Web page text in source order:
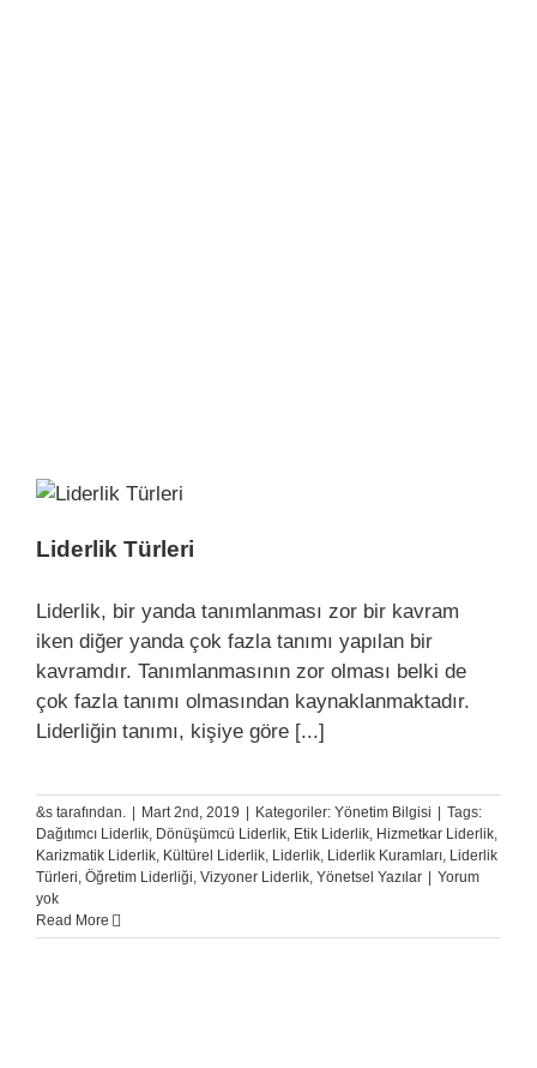
Liderlik Türleri
Liderlik, bir yanda tanımlanması zor bir kavram
iken diğer yanda çok fazla tanımı yapılan bir
kavramdır. Tanımlanmasının zor olması belki de
çok fazla tanımı olmasından kaynaklanmaktadır.
Liderliğin tanımı, kişiye göre [...]
&s tarafından. Mart 2nd, 2019 Kategoriler: Yönetim Bilgisi
Tags:
Dağıtımcı Liderlik, Dönüşümcü Liderlik, Etik Liderlik, Hizmetkar Liderlik,
Karizmatik Liderlik, Kültürel Liderlik, Liderlik, Liderlik Kuramları, Liderlik
Türleri, Öğretim Liderliği, Vizyoner Liderlik, Yönetsel Yazılar
Yorum
yok
Read More